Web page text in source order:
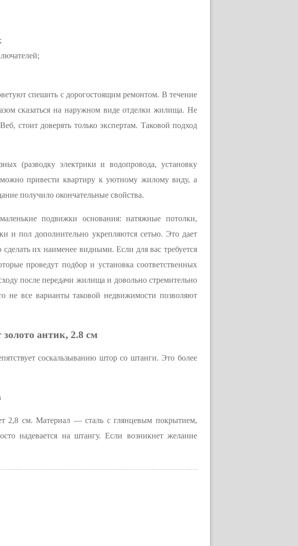
спешить с дорогостоящим ремонтом. В течение
сказаться на наружном виде отделки жилища. Не
стоит доверять только экспертам. Таковой подход
(разводку электрики и водопровода, установку
привести квартиру к уютному жилому виду, а
получило окончательные свойства.
подвижки основания: натяжные потолки,
и пол дополнительно укрепляются сетью. Это дает
их наименее видными. Если для вас требуется
проведут подбор и установка соответственных
после передачи жилища и довольно стремительно
не все варианты таковой недвижимости позволяют
антик, 2.8 см
соскальзыванию штор со штанги. Это более
2,8 см. Материал ― сталь с глянцевым покрытием,
надевается на штангу. Если возникнет желание